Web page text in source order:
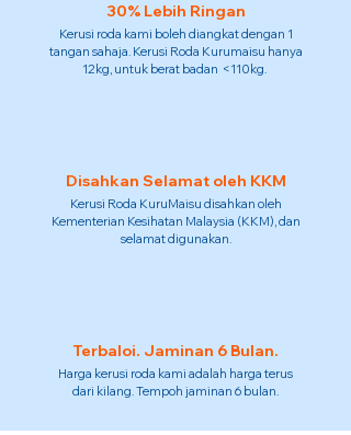
30% Lebih Ringan
Kerusi roda kami boleh diangkat dengan 1
tangan sahaja. Kerusi Roda Kurumaisu hanya
12kg, untuk berat badan <110kg.
Disahkan Selamat oleh KKM
Kerusi Roda KuruMaisu disahkan oleh
Kementerian Kesihatan Malaysia (KKM), dan
selamat digunakan.
Terbaloi. Jaminan 6 Bulan.
Harga kerusi roda kami adalah harga terus
dari kilang. Tempoh jaminan 6 bulan.